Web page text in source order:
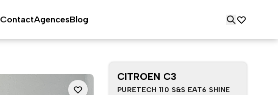
ContactAgencesBlog
CITROEN C3
PURETECH 110 S&S EAT6 SHINE